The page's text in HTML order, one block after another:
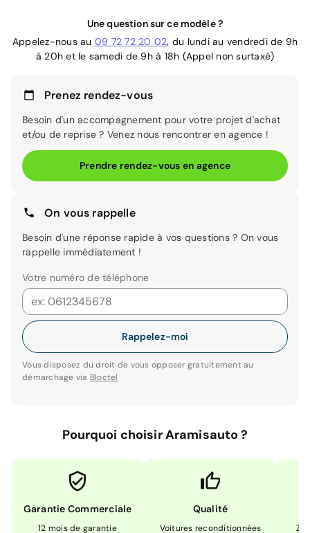
Une question sur ce modèle ?
Appelez-nous au 09 72 72 20 02, du lundi au vendredi de 9h
à 20h et le samedi de 9h à 18h (Appel non surtaxé)
Prenez rendez-vous
Besoin d'un accompagnement pour votre projet d'achat
et/ou de reprise ? Venez nous rencontrer en agence !
Prendre rendez-vous en agence
On vous rappelle
Besoin d'une réponse rapide à vos questions ? On vous
rappelle immédiatement !
Votre numéro de téléphone
Rappelez-moi
Vous disposez du droit de vous opposer gratuitement au
démarchage via Bloctel
Pourquoi choisir Aramisauto ?
Garantie Commerciale
12 mois de garantie
Qualité
Voitures reconditionnées